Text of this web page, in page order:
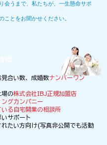
会うまで、私たちが、一生懸命サポ
ことをお聞かせください。
見合い数、成婚数ナンバーワン
場の株式会社IBJ正規加盟店
ングカンパニー
る自宅開業の相談所
いサポート
れたい方向け(写真非公開でも活動